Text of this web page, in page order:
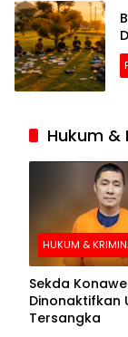
Hukum &
HUKUM &
Sekda
Dinonaktifkan
Tersangka